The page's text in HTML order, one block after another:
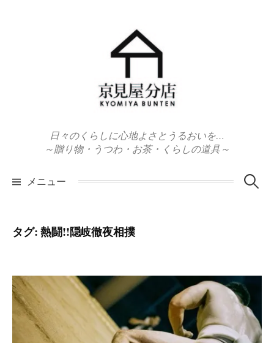
日々のくらしに心地よさとうるおいを…
～贈り物・うつわ・お茶・くらしの道具～
メニュー 検
タグ:熱闘!!隠岐徹夜相撲